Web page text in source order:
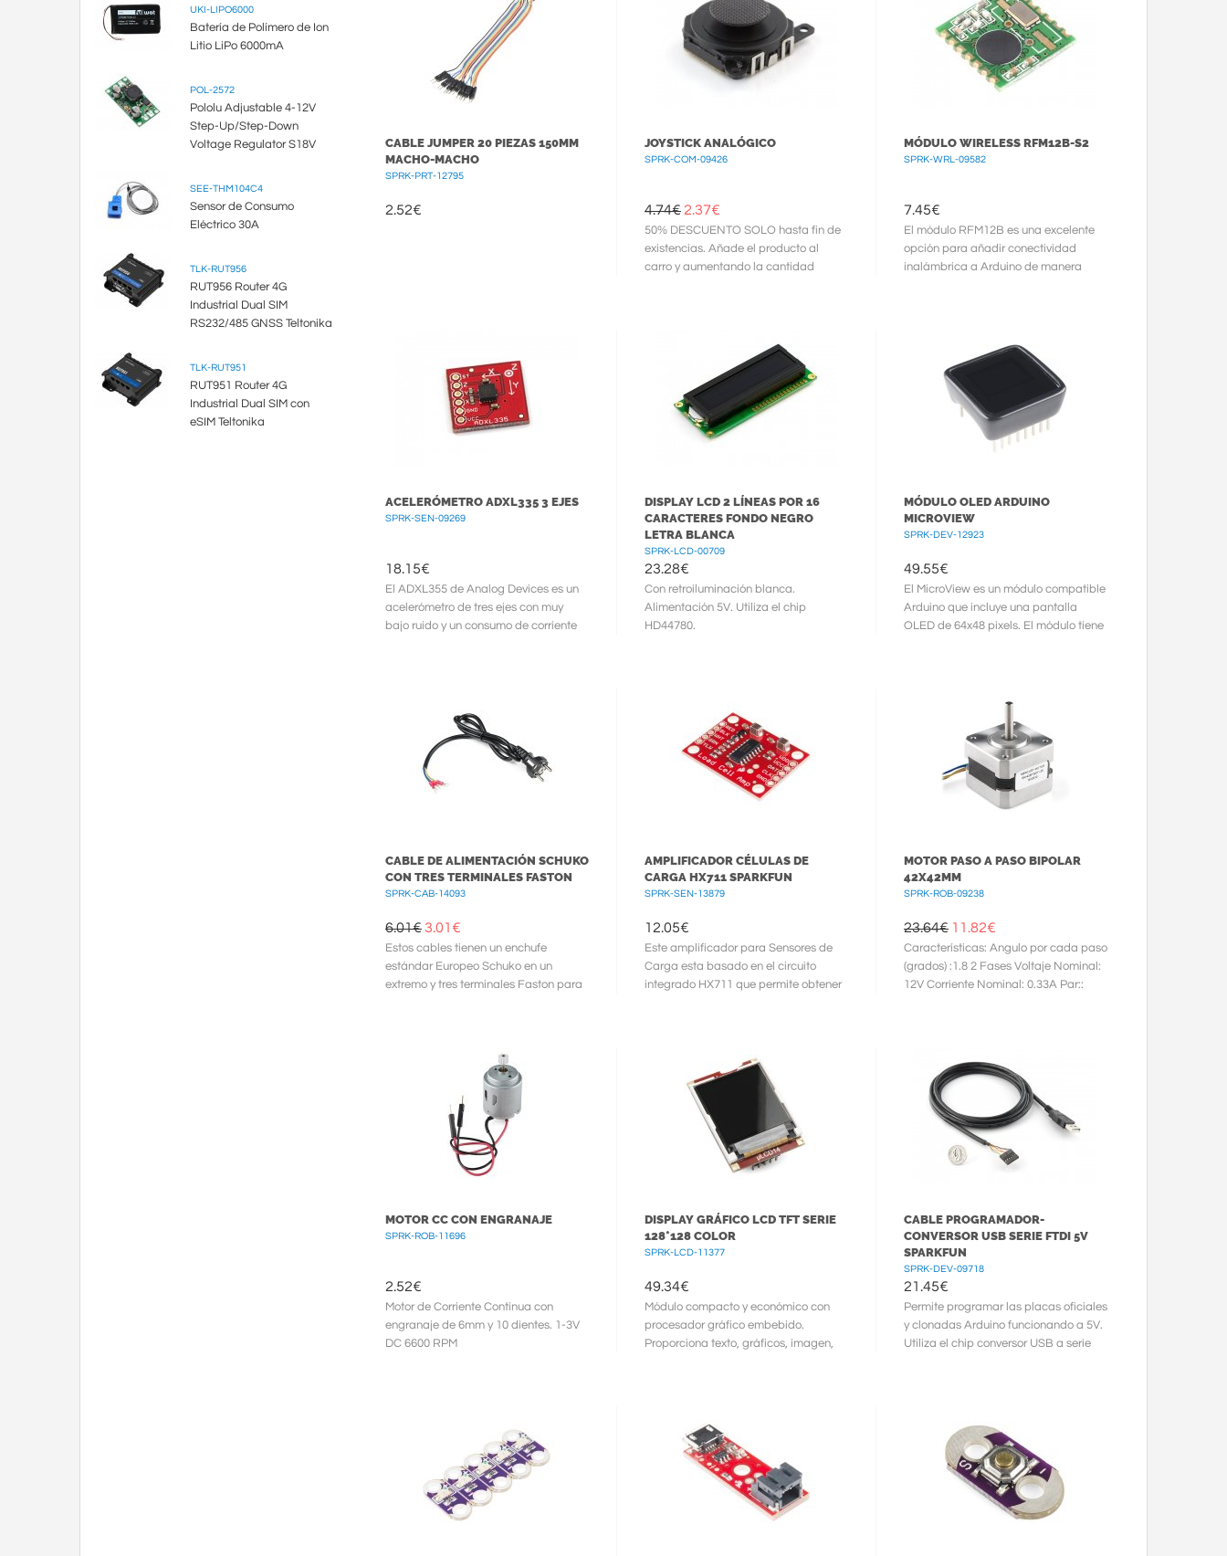
CABLE JUMPER 20 PIEZAS 150MM
MACHO-MACHO
SPRK-PRT-12795
2.52€
JOYSTICK ANALÓGICO
SPRK-COM-09426
4.74€ 2.37€
50% DESCUENTO SOLO hasta fin de
existencias. Añade el producto al
carro y aumentando la cantidad
MÓDULO WIRELESS RFM12B-S2
SPRK-WRL-09582
7.45€
El módulo RFM12B es una excelente
opción para añadir conectividad
inalámbrica a Arduino de manera
ACELERÓMETRO ADXL335 3 EJES
SPRK-SEN-09269
18.15€
El ADXL355 de Analog Devices es un
acelerómetro de tres ejes con muy
bajo ruido y un consumo de corriente
DISPLAY LCD 2 LÍNEAS POR 16
CARACTERES FONDO NEGRO
LETRA BLANCA
SPRK-LCD-00709
23.28€
Con retroiluminación blanca.
Alimentación 5V. Utiliza el chip
HD44780.
MÓDULO OLED ARDUINO
MICROVIEW
SPRK-DEV-12923
49.55€
El MicroView es un módulo compatible
Arduino que incluye una pantalla
OLED de 64x48 pixels. El módulo tiene
CABLE DE ALIMENTACIÓN SCHUKO
CON TRES TERMINALES FASTON
SPRK-CAB-14093
6.01€3.01 €
Estos cables tienen un enchufe
estándar Europeo Schuko en un
extremo y tres terminales Faston para
AMPLIFICADOR CÉLULAS DE
CARGA HX711 SPARKFUN
SPRK-SEN-13879
12.05€
Este amplificador para Sensores de
Carga esta basado en el circuito
integrado HX711 que permite obtener
MOTOR PASO A PASO BIPOLAR
42X42MM
SPRK-ROB-09238
23.64€ 11.82€
Características: Angulo por cada paso
(grados) :1.8 2 Fases Voltaje Nominal:
12V Corriente Nominal: 0.33A Par::
MOTOR CC CON ENGRANAJE
SPRK-ROB-11696
2.52€
Motor de Corriente Continua con
engranaje de 6mm y 10 dientes. 1-3V
DC 6600 RPM
DISPLAY GRÁFICO LCD TFT SERIE
128*128 COLOR
SPRK-LCD-11377
49.34€
Módulo compacto y económico con
procesador gráfico embebido.
Proporciona texto, gráficos, imagen,
CABLE PROGRAMADOR-
CONVERSOR USB SERIE FTDI 5V
SPARKFUN
SPRK-DEV-09718
21.45€
Permite programar las placas oficiales
y clonadas Arduino funcionando a 5V.
Utiliza el chip conversor USB a serie
UKI-LIPO6000
Batería de Polímero de Ion
Litio LiPo 6000mA
POL-2572
Pololu Adjustable 4-12V
Step-Up/Step-Down
Voltage Regulator S18V
SEE-THM104C4
Sensor de Consumo
Eléctrico 30A
TLK-RUT956
RUT956 Router 4G
Industrial Dual SIM
RS232/485 GNSS Teltonika
TLK-RUT951
RUT951 Router 4G
Industrial Dual SIM con
eSIM Teltonika